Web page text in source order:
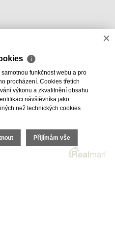
×
ℹ
funkčnost webu a pro
procházení. Cookies třetích
výkonu a zkvalitnění obsahu
návštěvníka jako
než technických cookies
Přijímám vše